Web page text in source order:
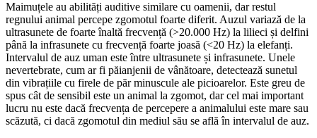
Maimuțele au abilități auditive similare cu oamenii, dar restul
regnului animal percepe zgomotul foarte diferit. Auzul variază de la
ultrasunete de foarte înaltă frecvență (>20.000 Hz) la lilieci și delfini
până la infrasunete cu frecvență foarte joasă (<20 Hz) la elefanți.
Intervalul de auz uman este între ultrasunete și infrasunete. Unele
nevertebrate, cum ar fi păianjenii de vânătoare, detectează sunetul
din vibrațiile cu firele de păr minuscule ale picioarelor. Este greu de
spus cât de sensibil este un animal la zgomot, dar cel mai important
lucru nu este dacă frecvența de percepere a animalului este mare sau
scăzută, ci dacă zgomotul din mediul său se află în intervalul de auz.